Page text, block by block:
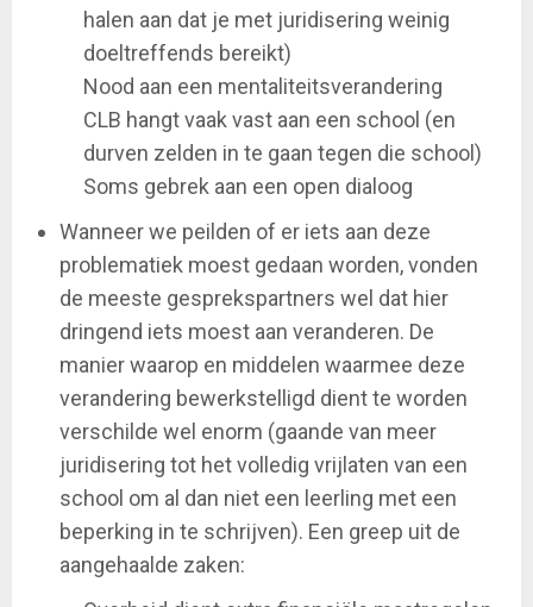
halen aan dat je met juridisering weinig
doeltreffends bereikt)
Nood aan een mentaliteitsverandering
CLB hangt vaak vast aan een school (en
durven zelden in te gaan tegen die school)
Soms gebrek aan een open dialoog
Wanneer we peilden of er iets aan deze
problematiek moest gedaan worden, vonden
de meeste gesprekspartners wel dat hier
dringend iets moest aan veranderen. De
manier waarop en middelen waarmee deze
verandering bewerkstelligd dient te worden
verschilde wel enorm (gaande van meer
juridisering tot het volledig vrijlaten van een
school om al dan niet een leerling met een
beperking in te schrijven). Een greep uit de
aangehaalde zaken: